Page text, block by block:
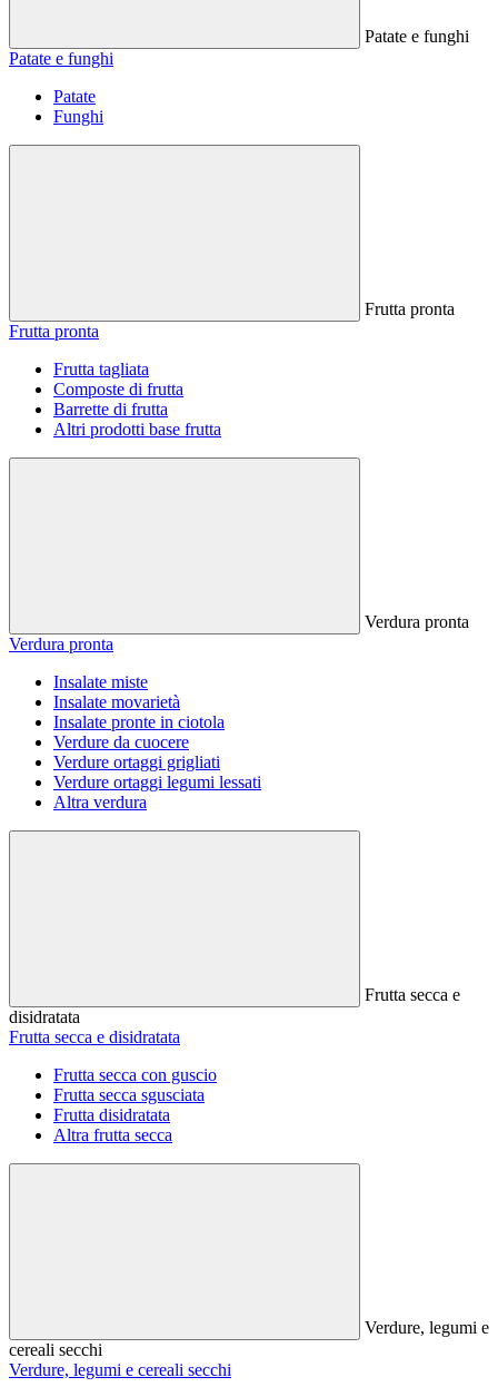
Patate e funghi
Patate e funghi
Patate
Funghi
Frutta pronta
Frutta pronta
Frutta tagliata
Composte di frutta
Barrette di frutta
Altri prodotti base frutta
Verdura pronta
Verdura pronta
Insalate miste
Insalate movarietà
Insalate pronte in ciotola
Verdure da cuocere
Verdure ortaggi grigliati
Verdure ortaggi legumi lessati
Altra verdura
Frutta secca e
disidratata
Frutta secca e disidratata
Frutta secca con guscio
Frutta secca sgusciata
Frutta disidratata
Altra frutta secca
Verdure, legumi e
cereali secchi
Verdure, legumi e cereali secchi